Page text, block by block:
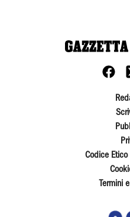
Codice
Termini